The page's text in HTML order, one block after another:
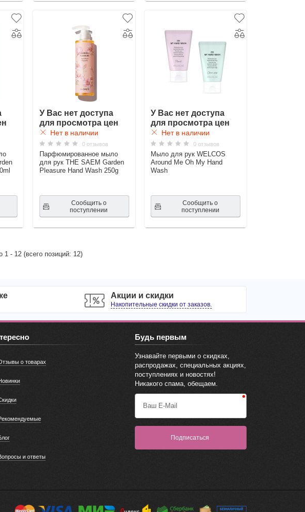
У Вас нет доступа
для просмотра цен
Нет в наличии
0 отзывов
Парфюмированное мыло
для рук THE SAEM Garden
Pleasure Hand Wash 250g
Сообщить о
поступлении
У Вас нет доступа
для просмотра цен
Нет в наличии
0 отзывов
Мыло для рук WELCOS
Around Me Oh My Hand
Wash
Сообщить о
поступлении
1 - 12 (всего позиций: 12)
Акции и скидки
Накопительные скидки от заказов.
о товарах
и ответы
Будь первым
Узнавайте первыми о скидках,
распродажах, специальных акциях,
поступлениях и новостях!
Никакого спама, обещаем.
Ваш E-Mail
Подписаться